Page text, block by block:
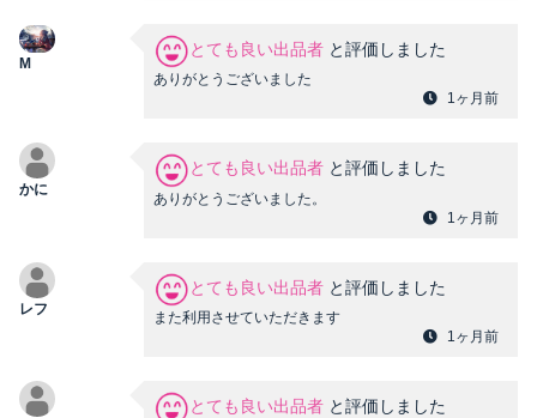
M
とても良い出品者 と評価しました
ありがとうございました
1ヶ月前
かに
とても良い出品者 と評価しました
ありがとうございました。
1ヶ月前
レフ
とても良い出品者 と評価しました
また利用させていただきます
1ヶ月前
とても良い出品者 と評価しました